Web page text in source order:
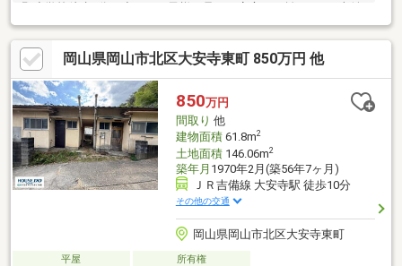
列2台駐車可！お互いの出勤時間を気にするストレスもなし！【オ
リジナル特典プラン】物件の資料はもちろん、家探しを進めやす
くなる資料を無料で配布中！■ 住宅ローンの月々支払いシミュレ
ーション■ 周辺施設まるわかり「生活圏マップ」■ お家選びの不
安を解消！「購入までの流れガイド」気になることがあれば、お
気軽にご相談ください♪
岡山県岡山市北区大安寺東町 850万円 他
850万円
間取り 他
建物面積61.8m2
土地面積146.06m2
築年月 1970年2月(築56年7ヶ月)
ＪＲ吉備線 大安寺駅 徒歩10分
その他の交通
岡山県岡山市北区大安寺東町
平屋 所有権